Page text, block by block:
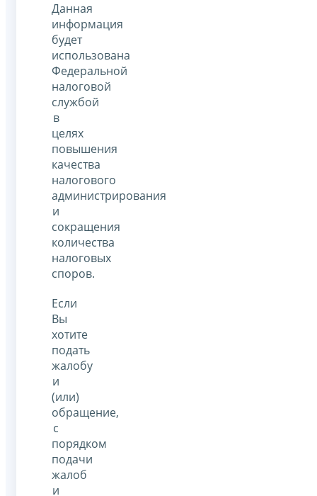
Данная
информация
будет
использована
Федеральной
налоговой
службой
в
целях
повышения
качества
налогового
администрирования
и
сокращения
количества
налоговых
споров.
Если
Вы
хотите
подать
жалобу
и
(или)
обращение,
с
порядком
подачи
жалоб
и